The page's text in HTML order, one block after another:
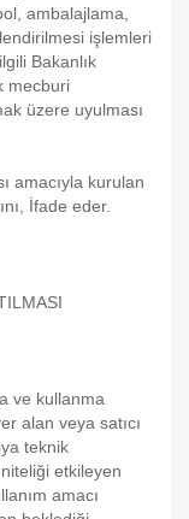
ambalajlama,
işlemleri
Bakanlık
mecburi
üzere uyulması
amacıyla kurulan
İfade eder.
ve kullanma
alan veya satıcı
teknik
etkileyen
amacı